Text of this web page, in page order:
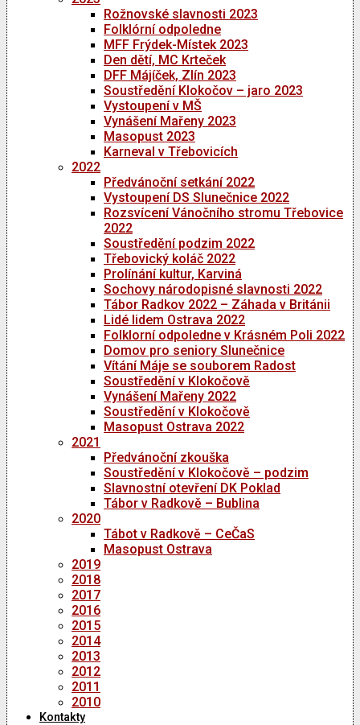
Rožnovské slavnosti 2023
Folklórní odpoledne
MFF Frýdek-Místek 2023
Den dětí, MC Krteček
DFF Májíček, Zlín 2023
Soustředění Klokočov – jaro 2023
Vystoupení v MŠ
Vynášení Mařeny 2023
Masopust 2023
Karneval v Třebovicích
2022
Předvánoční setkání 2022
Vystoupení DS Slunečnice 2022
Rozsvícení Vánočního stromu Třebovice
2022
Soustředění podzim 2022
Třebovický koláč 2022
Prolínání kultur, Karviná
Sochovy národopisné slavnosti 2022
Tábor Radkov 2022 – Záhada v Británii
Lidé lidem Ostrava 2022
Folklorní odpoledne v Krásném Poli 2022
Domov pro seniory Slunečnice
Vítání Máje se souborem Radost
Soustředění v Klokočově
Vynášení Mařeny 2022
Soustředění v Klokočově
Masopust Ostrava 2022
2021
Předvánoční zkouška
Soustředění v Klokočově – podzim
Slavnostní otevření DK Poklad
Tábor v Radkově – Bublina
2020
Tábot v Radkově – CeČaS
Masopust Ostrava
2019
2018
2017
2016
2015
2014
2013
2012
2011
2010
Kontakty